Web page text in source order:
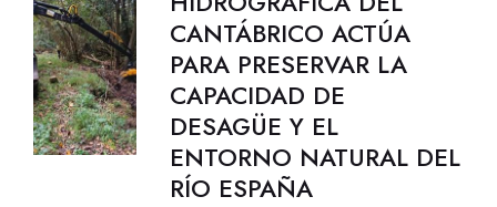
CANTÁBRICO ACTÚA
PARA PRESERVAR LA
CAPACIDAD DE
DESAGÜE Y EL
ENTORNO NATURAL DEL
RÍO ESPAÑA